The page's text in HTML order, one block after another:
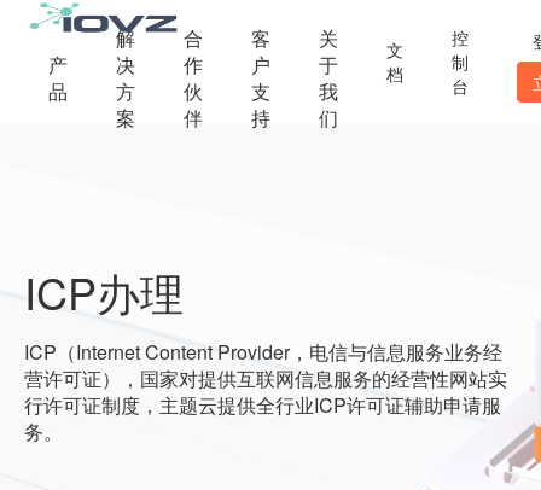
产
品
解
决
方
案
合
作
伙
伴
客
户
支
持
关
于
我
们
文
档
控
制
台
ICP办理
ICP（Internet Content Provider，电信与信息服务业务经
营许可证），国家对提供互联网信息服务的经营性网站实
行许可证制度，主题云提供全行业ICP许可证辅助申请服
务。